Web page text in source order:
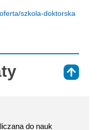
szkola-doktorska
do nauk